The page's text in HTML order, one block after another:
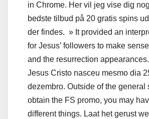
in Chrome. Her vil jeg vise dig
bedste tilbud på 20 gratis spins
der findes. » It provided an
for Jesus’ followers to make
and the resurrection
Jesus Cristo nasceu mesmo dia
dezembro. Outside of the general
obtain the FS promo, you may
different things. Laat het gerust